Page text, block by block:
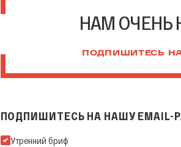
НАМ
ПОДПИШИТЕСЬ
ПОДПИШИТЕСЬ НА НАШУ EMAIL-
Подпишитесь на нашу Email-рассылку
Утренний бриф